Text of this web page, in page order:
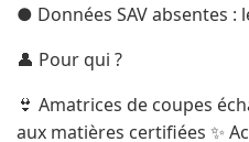
● Données SAV absentes
👤 Pour qui ?
👙 Amatrices de coupes
aux matières certifiées ✨